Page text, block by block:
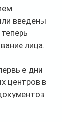
введены
лица.
дни
центров в